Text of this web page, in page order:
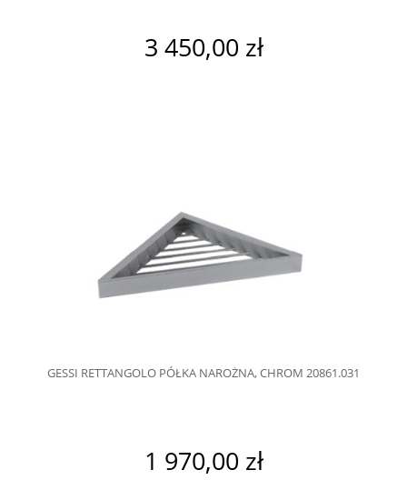
3 450,00 zł
GESSI RETTANGOLO PÓŁKA NAROŻNA, CHROM 20861.031
1 970,00 zł